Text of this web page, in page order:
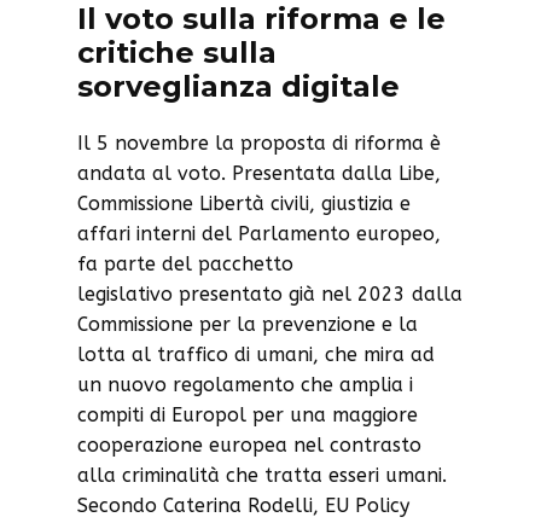
Il voto sulla riforma e le
critiche sulla
sorveglianza digitale
Il 5 novembre la proposta di riforma è
andata al voto. Presentata dalla Libe,
Commissione Libertà civili, giustizia e
affari interni del Parlamento europeo,
fa parte del pacchetto
legislativo presentato già nel 2023 dalla
Commissione per la prevenzione e la
lotta al traffico di umani, che mira ad
un nuovo regolamento che amplia i
compiti di Europol per una maggiore
cooperazione europea nel contrasto
alla criminalità che tratta esseri umani.
Secondo Caterina Rodelli, EU Policy